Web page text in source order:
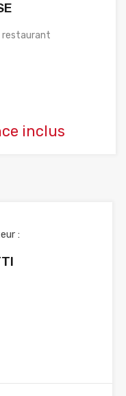
restaurant
inclus
: